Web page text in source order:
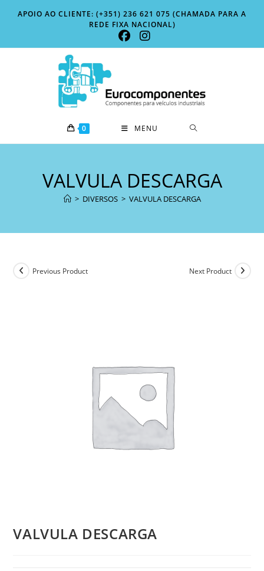
APOIO AO CLIENTE: (+351) 236 621 075 (CHAMADA PARA A
REDE FIXA NACIONAL)
0 MENU
VALVULA DESCARGA
> DIVERSOS > VALVULA DESCARGA
Previous Product Next Product
VALVULA DESCARGA